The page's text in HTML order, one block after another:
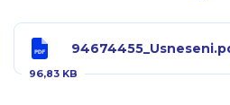
96,83 KB